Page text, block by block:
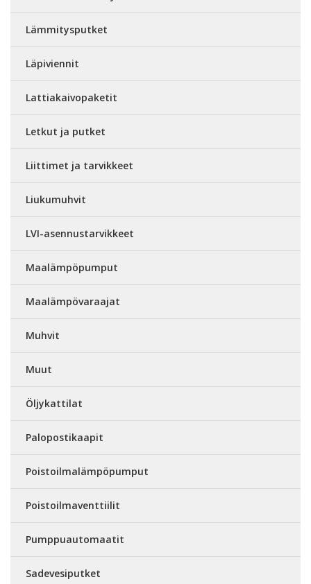
Lämmitysputket
Läpiviennit
Lattiakaivopaketit
Letkut ja putket
Liittimet ja tarvikkeet
Liukumuhvit
LVI-asennustarvikkeet
Maalämpöpumput
Maalämpövaraajat
Muhvit
Muut
Öljykattilat
Palopostikaapit
Poistoilmalämpöpumput
Poistoilmaventtiilit
Pumppuautomaatit
Sadevesiputket